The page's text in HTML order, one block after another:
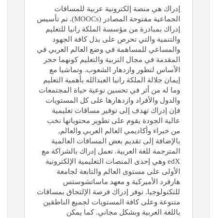
إدراك هي منصة إلكترونية عربية للمساقات
الجماعية مفتوحة المصادر (MOOCs). تم تأسيس
إدراك بمبادرة من مؤسسة الملكة رانيا للتعليم
والتنمية والتي تحرص على بذل كافة الجهود
والمساعي للمساهمة في وضع العالم العربي في
المقدمة في مجال التربية والتعليم كونهما حجر
الأساس لتطور وازدهار الشعوب. وتماشيا مع
إيمان جلالة الملكة رانيا العبدالله بأهمية التعليم
وما له من أثر في تحسين نوعية حياة المجتمعات
والدول والأفراد وازدهارها على كل المستويات
فإن إدراك تهدف إلى توفير مساقات تعليمية
عالية الجودة يقوم على تطوير محتوياتها نخب
من خبراء وأكاديمي العالم العربي والعالم,
بالإضافة إلى تقديم بعض المساقات العالمية
المترجمة للغة العربية. تعمل إدراك بالشراكة مع
edX وهي إحدى المنصات التعليمية الإلكترونية
الأولى على مستوى العالم والتابعة لجامعة
هارفرد الأميركية و معهد ماساتشوستس
للتكنولوجيا. توفر إدراك فرصة الإلتحاق بمساقات
متنوعة وعلى كافة المستويات لجميع الناطقين
باللغة العربية وبشكل مجاني. كما يمكن